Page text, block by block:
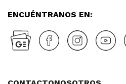
ENCUÉNTRANOS EN: